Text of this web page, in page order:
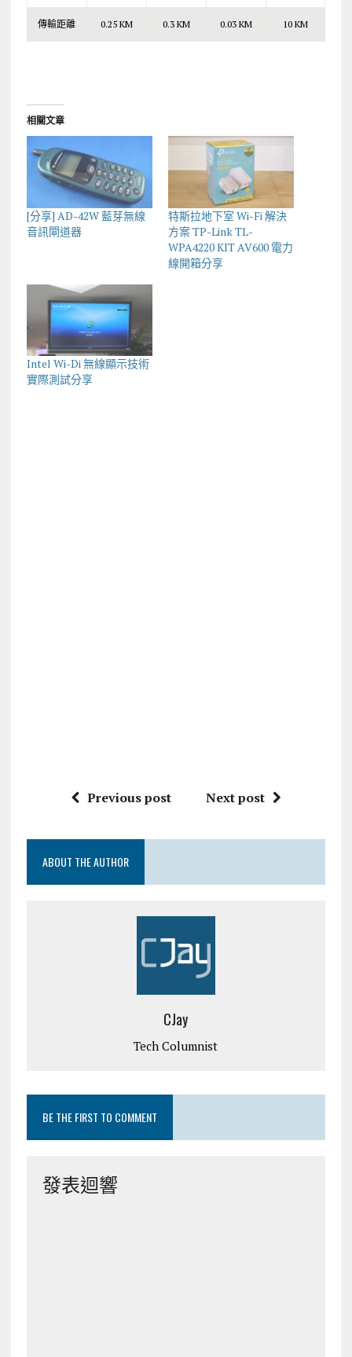
傳輸距離 0.25 KM 0.3 KM 0.03 KM 10 KM
相關文章
[分享] AD-42W 藍芽無線
音訊閘道器
特斯拉地下室 Wi-Fi 解決
方案 TP-Link TL-
WPA4220 KIT AV600 電力
線開箱分享
Intel Wi-Di 無線顯示技術
實際測試分享
Previous post Next post
ABOUT THE AUTHOR
CJay
Tech Columnist
BE THE FIRST TO COMMENT
發表迴響